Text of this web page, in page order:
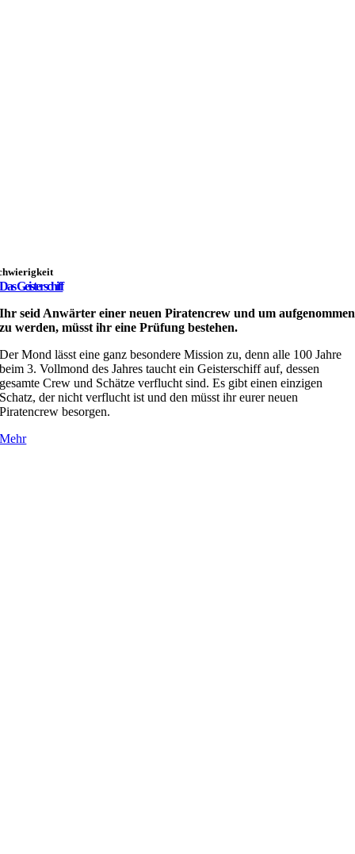
Das Geisterschiff
Ihr seid Anwärter einer neuen Piratencrew und um aufgenommen
zu werden, müsst ihr eine Prüfung bestehen.
Der Mond lässt eine ganz besondere Mission zu, denn alle 100 Jahre
beim 3. Vollmond des Jahres taucht ein Geisterschiff auf, dessen
gesamte Crew und Schätze verflucht sind. Es gibt einen einzigen
Schatz, der nicht verflucht ist und den müsst ihr eurer neuen
Piratencrew besorgen.
Mehr